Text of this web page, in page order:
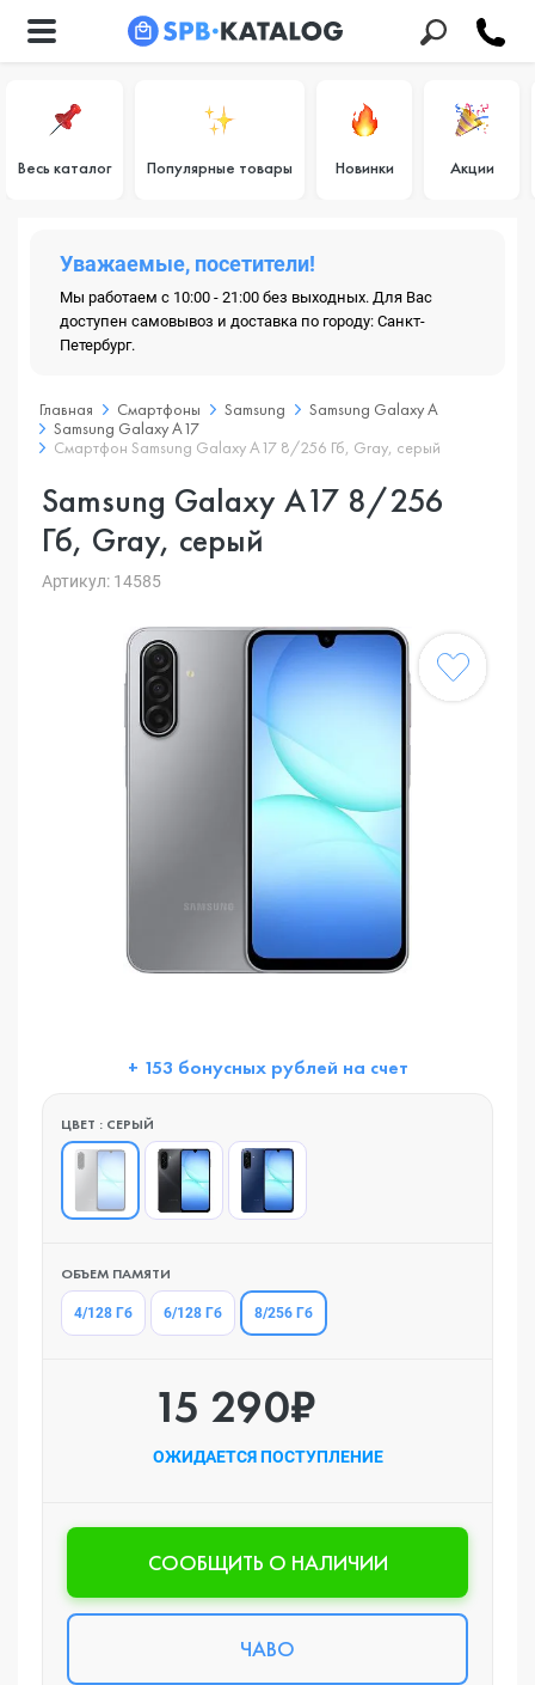
Весь каталог Популярные товары Новинки Акции
Уважаемые, посетители!
Мы работаем с 10:00 - 21:00 без выходных. Для Вас
доступен самовывоз и доставка по городу: Санкт-
Петербург.
Главная Смартфоны Samsung
Samsung Galaxy A
Samsung Galaxy A17
Смартфон Samsung Galaxy A17 8/256 Гб, Gray, серый
Samsung Galaxy A17 8/256
Гб, Gray, серый
Артикул: 14585
+ 153 бонусных рублей на счет
ЦВЕТ : СЕРЫЙ
ОБЪЕМ ПАМЯТИ
4/128 Гб 6/128 Гб 8/256 Гб
15 290₽
ОЖИДАЕТСЯ ПОСТУПЛЕНИЕ
CООБЩИТЬ О НАЛИЧИИ
ЧАВО